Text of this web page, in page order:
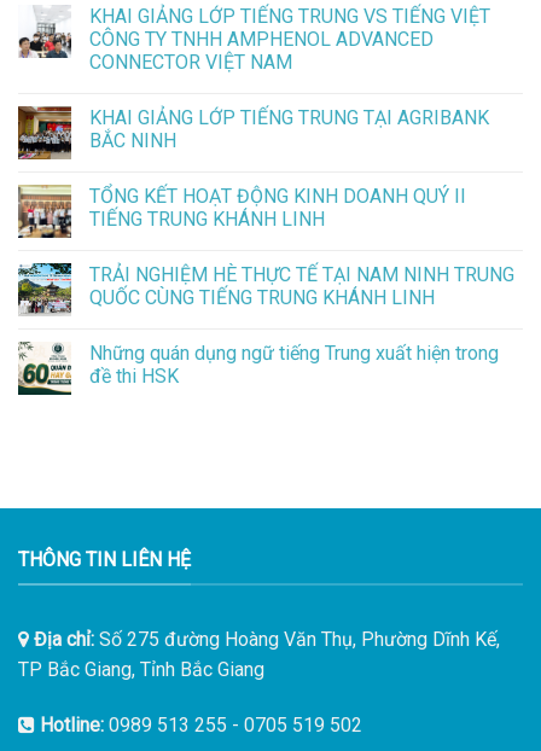
KHAI GIẢNG LỚP TIẾNG TRUNG VS TIẾNG VIỆT
CÔNG TY TNHH AMPHENOL ADVANCED
CONNECTOR VIỆT NAM
KHAI GIẢNG LỚP TIẾNG TRUNG TẠI AGRIBANK
BẮC NINH
TỔNG KẾT HOẠT ĐỘNG KINH DOANH QUÝ II
TIẾNG TRUNG KHÁNH LINH
TRẢI NGHIỆM HÈ THỰC TẾ TẠI NAM NINH TRUNG
QUỐC CÙNG TIẾNG TRUNG KHÁNH LINH
Những quán dụng ngữ tiếng Trung xuất hiện trong
đề thi HSK
THÔNG TIN LIÊN HỆ
Địa chỉ: Số 275 đường Hoàng Văn Thụ, Phường Dĩnh Kế,
TP Bắc Giang, Tỉnh Bắc Giang
Hotline: 0989 513 255 - 0705 519 502